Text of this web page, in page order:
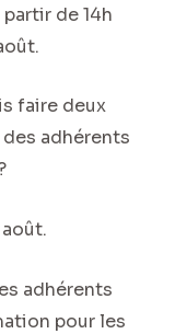
de 14h
faire deux
adhérents
adhérents
pour les